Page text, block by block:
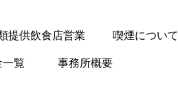
提供飲食店営業 喫煙について
覧 事務所概要